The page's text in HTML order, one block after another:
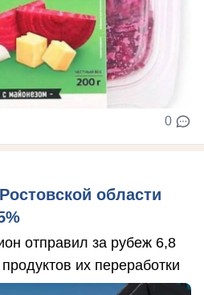
0
области
отправил за рубеж 6,8
их переработки